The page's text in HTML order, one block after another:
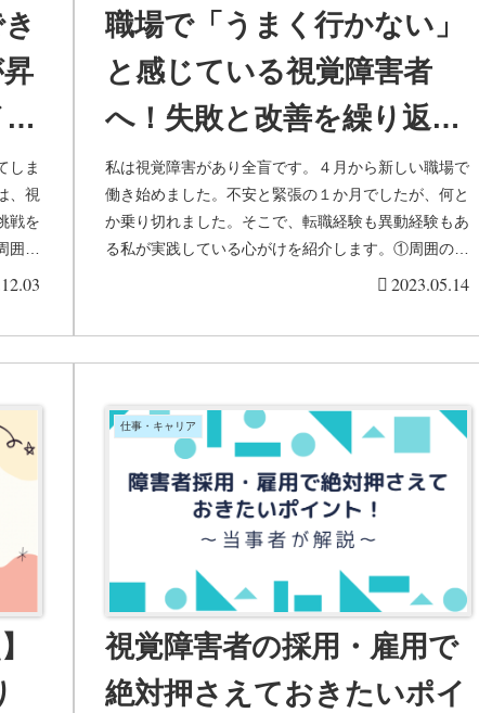
しま
、視
戦を
か
職場で「うまく行かない」
と感じている視覚障害者
へ！失敗と改善を繰り返し
てきた全盲の私の実践して
きたことをお話しします
私は視覚障害があり全盲です。４月から新しい職場で
働き始めました。不安と緊張の１か月でしたが、何と
か乗り切れました。そこで、転職経験も異動経験もあ
る私が実践している心がけを紹介します。①周囲の様
子を感じること目が悪いと、状況把握に時間がかか
2023.05.14
仕事・キャリア
視覚障害者の採用・雇用で
絶対押さえておきたいポイ